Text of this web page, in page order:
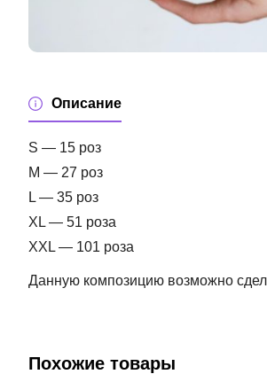
Описание
S — 15 роз
M — 27 роз
L — 35 роз
XL — 51 роза
XXL — 101 роза
Данную композицию возможно
Похожие товары